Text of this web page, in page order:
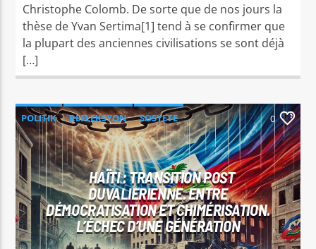
Christophe Colomb. De sorte que de nos jours la
thèse de Yvan Sertima[1] tend à se confirmer que
la plupart des anciennes civilisations se sont déjà
[…]
POLITIK REFLEKSYON SOSYETE 0
HAÏTI : TRANSITION POST
DUVALIERIENNE. ENTRE
DÉMOCRATISATION ET CHIMÉRISATION.
L’ÉCHEC D’UNE GÉNÉRATION